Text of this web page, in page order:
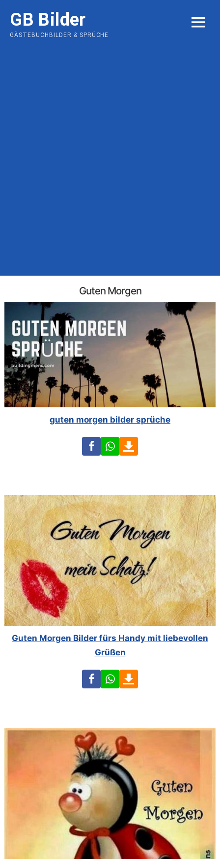
content
GB Bilder
GÄSTEBUCHBILDER & SPRÜCHE
MENU
Guten Morgen
guten morgen bilder sprüche
FacebookWhatsApp
Guten Morgen Bilder fürs Handy mit liebevollen
Grüßen
FacebookWhatsApp